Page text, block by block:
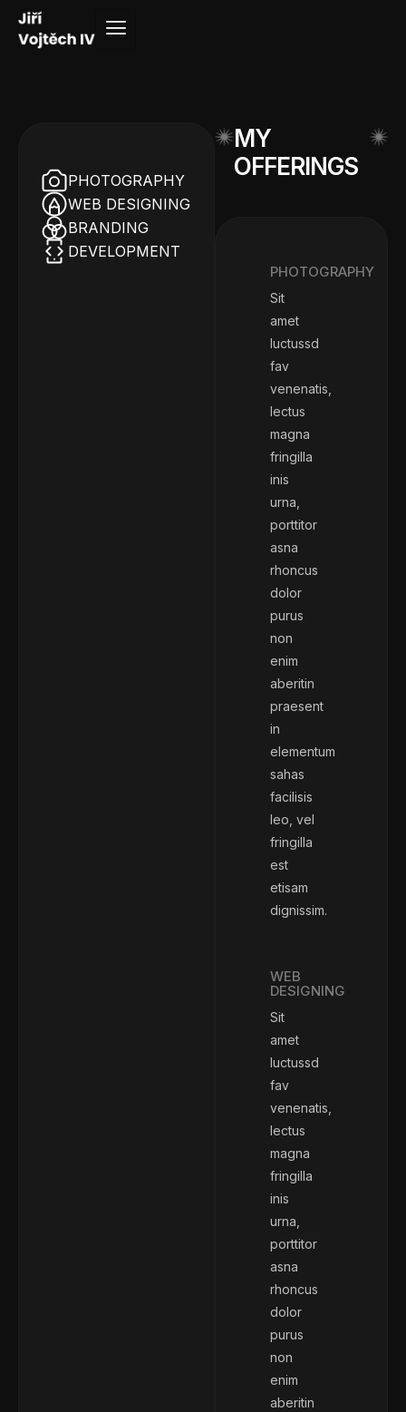
PHOTOGRAPHY
WEB DESIGNING
BRANDING
DEVELOPMENT
MY
OFFERINGS
PHOTOGRAPHY
Sit
amet
luctussd
fav
venenatis,
lectus
magna
fringilla
inis
urna,
porttitor
asna
rhoncus
dolor
purus
non
enim
aberitin
praesent
in
elementum
sahas
facilisis
leo, vel
fringilla
est
etisam
dignissim.
WEB
DESIGNING
Sit
amet
luctussd
fav
venenatis,
lectus
magna
fringilla
inis
urna,
porttitor
asna
rhoncus
dolor
purus
non
enim
aberitin